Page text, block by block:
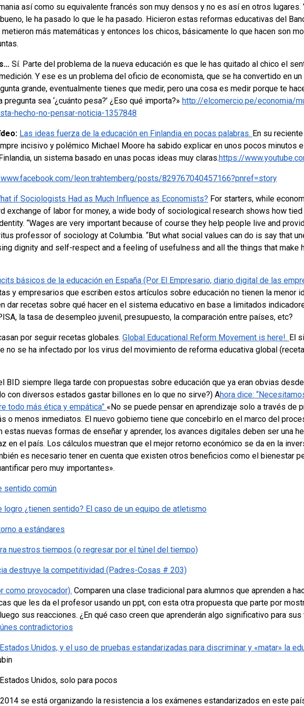
así como su equivalente francés son muy densos y no es así en otros
le ha pasado lo que le ha pasado. Hicieron estas reformas educativas del
más matemáticas y entonces los chicos, básicamente lo que hacen son
Sí. Parte del problema de la nueva educación es que le has quitado al chico el
Y ese es un problema del oficio de economista, que se ha convertido en
grande, eventualmente tienes que medir, pero una cosa es medir porque te
sea ‘¿cuánto pesa?’ ¿Eso qué importa?» http://elcomercio.pe/economia/
hecho-no-pensar-noticia-1357848
Las ideas fuerza de la educación en Finlandia en pocas palabras. En su
incisivo y polémico Michael Moore ha sabido explicar en unos pocos minutos
un sistema basado en unas pocas ideas muy claras.https://
leon.trahtemberg/posts/829767040457166?pnref=story
if Sociologists Had as Much Influence as Economists? For starters, while
exchange of labor for money, a wide body of sociological research shows how
“Wages are very important because of course they help people live and
professor of sociology at Columbia. “But what social values can do is say that
dignity and self-respect and a feeling of usefulness and all the things that make
básicos de la educación en España (Por El Empresario, diario digital de las
y empresarios que escriben estos artículos sobre educación no tienen la menor
dar recetas sobre qué hacer en el sistema educativo en base a limitados
la tasa de desempleo juvenil, presupuesto, la comparación entre países, etc?
por seguir recetas globales. Global Educational Reform Movement is here!. El
no se ha infectado por los virus del movimiento de reforma educativa global
BID siempre llega tarde con propuestas sobre educación que ya eran obvias
con diversos estados gastar billones en lo que no sirve?) Ahora dice:
todo más ética y empática” «No se puede pensar en aprendizaje solo a través de
o menos inmediatos. El nuevo gobierno tiene que concebirlo en el marco del
estas nuevas formas de enseñar y aprender, los avances digitales deben ser una
en el país. Los cálculos muestran que el mejor retorno económico se da en la
es necesario tener en cuenta que existen otros beneficios como el bienestar
pero muy importantes».
sentido común
logro ¿tienen sentido? El caso de un equipo de atletismo
a estándares
nuestros tiempos (o regresar por el túnel del tiempo)
destruye la competitividad (Padres-Cosas # 203)
como provocador). Comparen una clase tradicional para alumnos que aprenden a
que les da el profesor usando un ppt, con esta otra propuesta que parte por
sus reacciones. ¿En qué caso creen que aprenderán algo significativo para sus
contradictorios
Unidos, y el uso de pruebas estandarizadas para discriminar y «matar» la
Unidos, solo para pocos
se está organizando la resistencia a los exámenes estandarizados en este